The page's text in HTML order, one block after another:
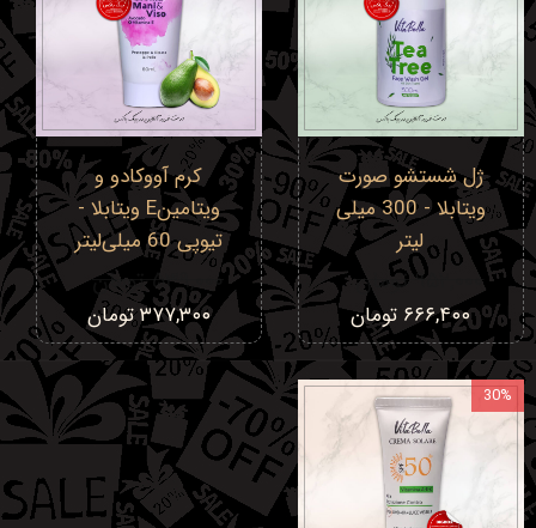
ژل شستشو صورت
ویتابلا - 300 میلی
لیتر
۹۵۲,۰۰۰ تومان
۶۶۶,۴۰۰ تومان
کرم آووکادو و
ویتامینE ویتابلا -
تیوپی 60 میلی‌لیتر
۵۳۹,۰۰۰ تومان
۳۷۷,۳۰۰ تومان
30%